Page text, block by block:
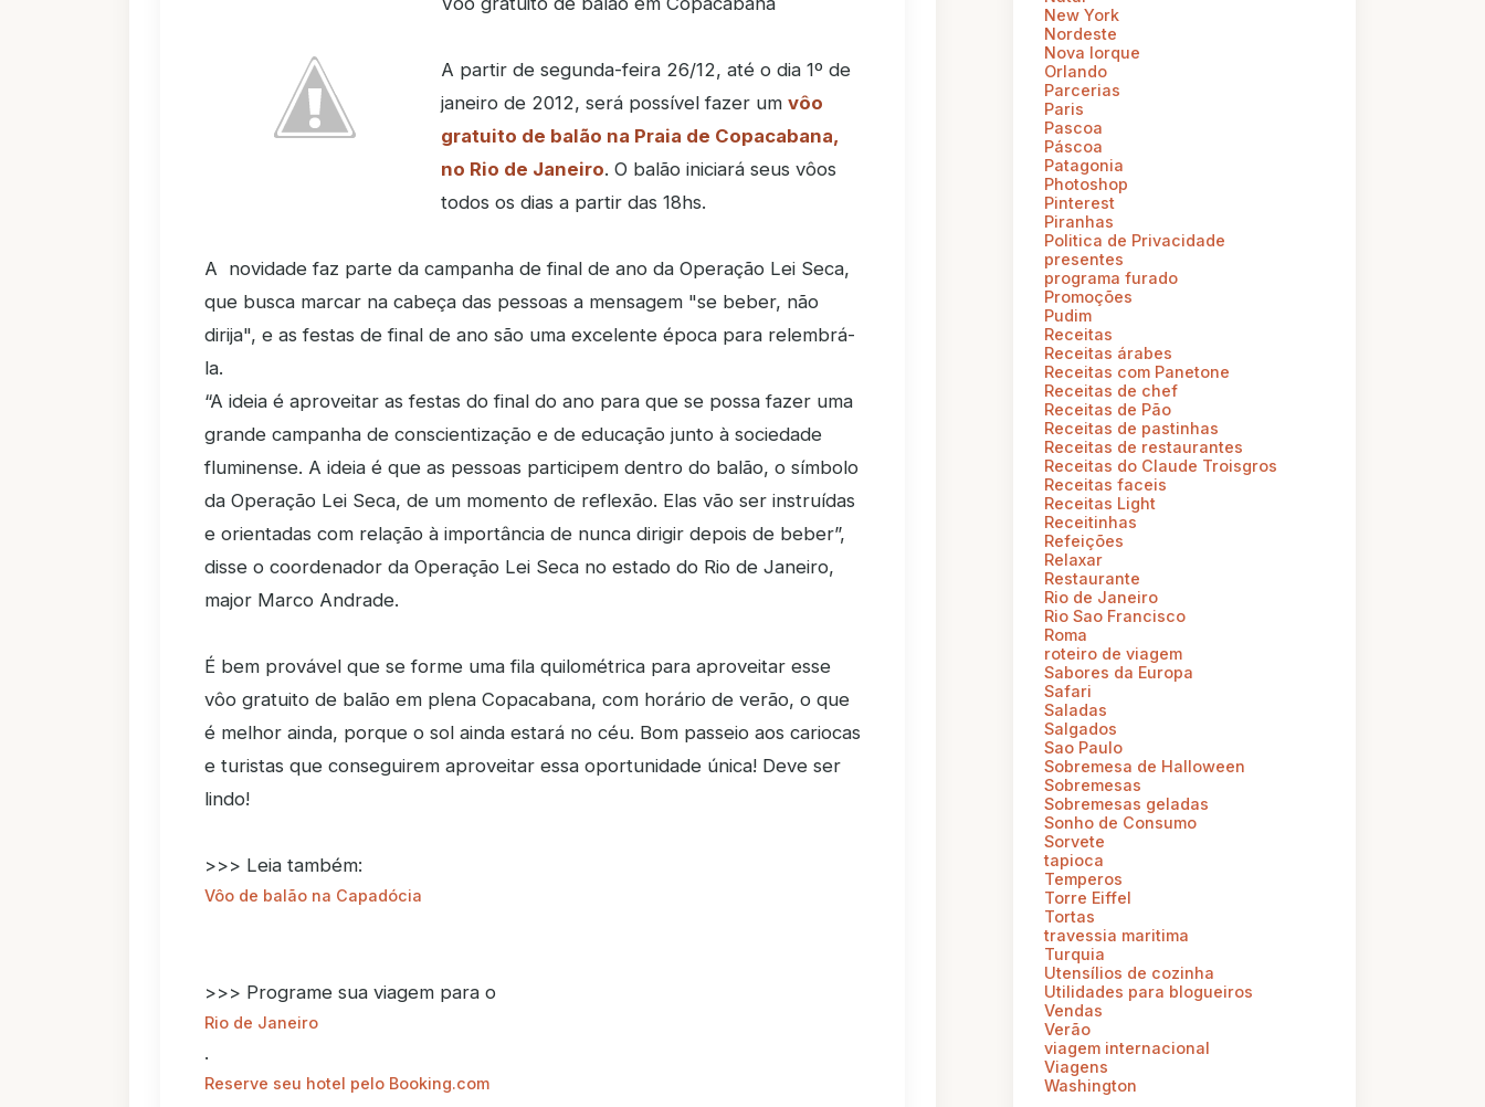
A partir de segunda-feira 26/12, até o dia 1º de
janeiro de 2012, será possível fazer umvôo
gratuito de balão na Praia de Copacabana,
no Rio de Janeiro. O balão iniciará seus vôos
todos os dias a partir das 18hs.
A novidade faz parte da campanha de final de ano da Operação Lei Seca,
que busca marcar na cabeça das pessoas a mensagem "se beber, não
dirija", e as festas de final de ano são uma excelente época para relembrá-
la.
“A ideia é aproveitar as festas do final do ano para que se possa fazer uma
grande campanha de conscientização e de educação junto à sociedade
fluminense. A ideia é que as pessoas participem dentro do balão, o símbolo
da Operação Lei Seca, de um momento de reflexão. Elas vão ser instruídas
e orientadas com relação à importância de nunca dirigir depois de beber”,
disse o coordenador da Operação Lei Seca no estado do Rio de Janeiro,
major Marco Andrade.
É bem provável que se forme uma fila quilométrica para aproveitar esse
vôo gratuito de balão em plena Copacabana, com horário de verão, o que
é melhor ainda, porque o sol ainda estará no céu. Bom passeio aos cariocas
e turistas que conseguirem aproveitar essa oportunidade única! Deve ser
lindo!
>>> Leia também:
Vôo de balão na Capadócia
>>> Programe sua viagem para o
Rio de Janeiro
.
Reserve seu hotel pelo Booking.com
New York
Nordeste
Nova Iorque
Orlando
Parcerias
Paris
Pascoa
Páscoa
Patagonia
Photoshop
Pinterest
Piranhas
Politica de Privacidade
presentes
programa furado
Promoções
Pudim
Receitas
Receitas árabes
Receitas com Panetone
Receitas de chef
Receitas de Pão
Receitas de pastinhas
Receitas de restaurantes
Receitas do Claude Troisgros
Receitas faceis
Receitas Light
Receitinhas
Refeições
Relaxar
Restaurante
Rio de Janeiro
Rio Sao Francisco
Roma
roteiro de viagem
Sabores da Europa
Safari
Saladas
Salgados
Sao Paulo
Sobremesa de Halloween
Sobremesas
Sobremesas geladas
Sonho de Consumo
Sorvete
tapioca
Temperos
Torre Eiffel
Tortas
travessia maritima
Turquia
Utensílios de cozinha
Utilidades para blogueiros
Vendas
Verão
viagem internacional
Viagens
Washington